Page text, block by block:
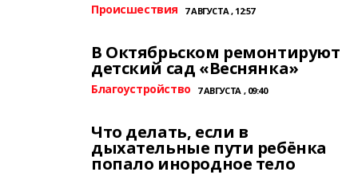
Происшествия 7 АВГУСТА , 12:57
В Октябрьском ремонтируют
детский сад «Веснянка»
Благоустройство 7 АВГУСТА , 09:40
Что делать, если в
дыхательные пути ребёнка
попало инородное тело